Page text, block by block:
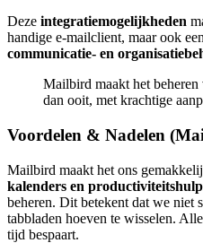
Deze integratiemogelijkheden
handige e-mailclient, maar ook een
communicatie- en
Mailbird maakt het
dan ooit, met krachtige
Voordelen & Nadelen
Mailbird maakt het ons
kalenders en
beheren. Dit betekent dat we niet
tabbladen hoeven te wisselen.
tijd bespaart.